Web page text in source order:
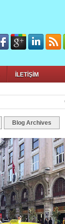
İLETİŞİM
Blog Archives